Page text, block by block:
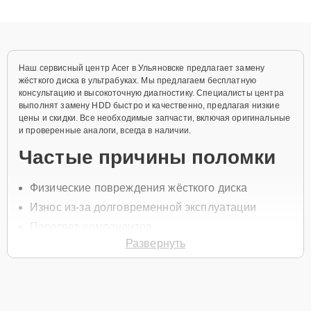
Наш сервисный центр Acer в Ульяновске предлагает замену
жёсткого диска в ультрабуках. Мы предлагаем бесплатную
консультацию и высокоточную диагностику. Специалисты центра
выполнят замену HDD быстро и качественно, предлагая низкие
цены и скидки. Все необходимые запчасти, включая оригинальные
и проверенные аналоги, всегда в наличии.
Частые причины поломки
Физические повреждения жёсткого диска
Износ из-за долговременной эксплуатации
Ошибки при чтении или записи данных
Развернуть